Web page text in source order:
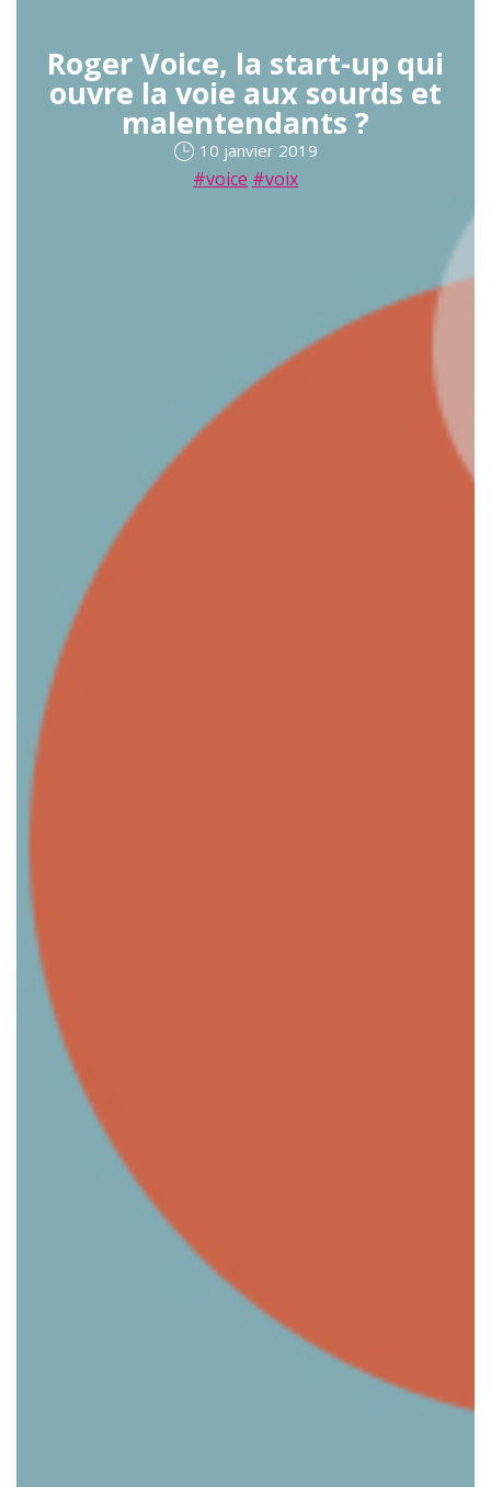
Roger Voice, la start-up qui
ouvre la voie aux sourds et
malentendants ?
10 janvier 2019
#voice #voix